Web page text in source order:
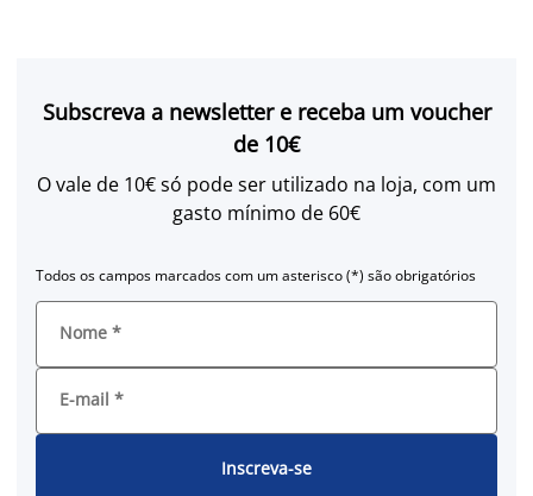
Subscreva a newsletter e receba um voucher
de 10€
O vale de 10€ só pode ser utilizado na loja, com um
gasto mínimo de 60€
Todos os campos marcados com um asterisco (*) são obrigatórios
Nome *
E-mail *
Inscreva-se